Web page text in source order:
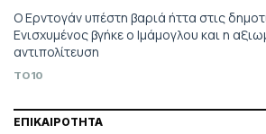
Ο Ερντογάν υπέστη βαριά ήττα στις
Ενισχυμένος βγήκε ο Ιμάμογλου και η
αντιπολίτευση
TO10
ΕΠΙΚΑΙΡΟΤΗΤΑ